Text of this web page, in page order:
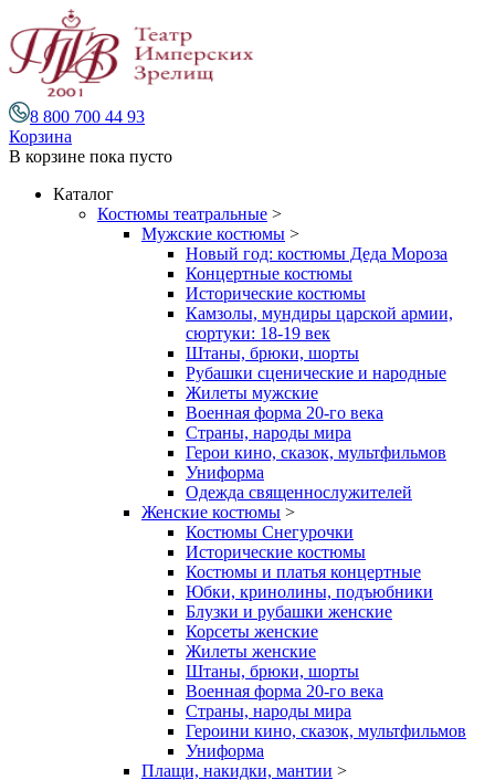
8 800 700 44 93
Корзина
В корзине пока пусто
Каталог
Костюмы театральные >
Мужские костюмы >
Новый год: костюмы Деда Мороза
Концертные костюмы
Исторические костюмы
Камзолы, мундиры царской армии,
сюртуки: 18-19 век
Штаны, брюки, шорты
Рубашки сценические и народные
Жилеты мужские
Военная форма 20-го века
Страны, народы мира
Герои кино, сказок, мультфильмов
Униформа
Одежда священнослужителей
Женские костюмы >
Костюмы Снегурочки
Исторические костюмы
Костюмы и платья концертные
Юбки, кринолины, подъюбники
Блузки и рубашки женские
Корсеты женские
Жилеты женские
Штаны, брюки, шорты
Военная форма 20-го века
Страны, народы мира
Героини кино, сказок, мультфильмов
Униформа
Плащи, накидки, мантии >